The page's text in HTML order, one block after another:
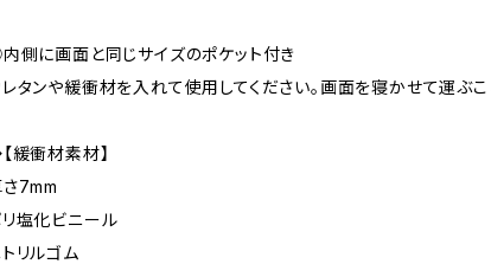
側に画面と同じサイズのポケット付き
レタンや緩衝材を入れて使用してください。画面を寝かせて運ぶこ
緩衝材素材】
7mm
塩化ビニール
リルゴム